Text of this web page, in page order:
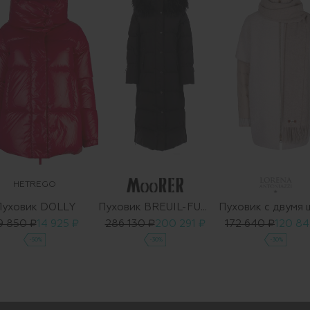
HETREGO
Пуховик DOLLY
850 ₽14 925 ₽
-50%
Пуховик BREUIL-FUR-STP
286 130 ₽200 291 ₽
-30%
172 640 ₽120
-30%